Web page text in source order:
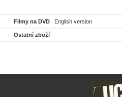
Filmy na DVD English version
Ostatní zboží